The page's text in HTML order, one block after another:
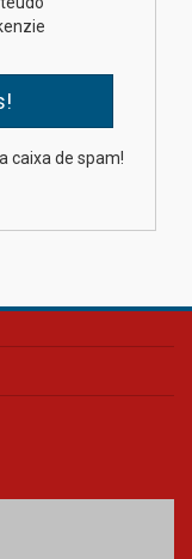
ressalta
e
do câncer
caixa de spam!